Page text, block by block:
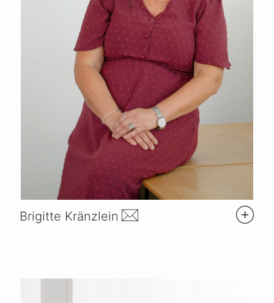
Brigitte Kränzlein